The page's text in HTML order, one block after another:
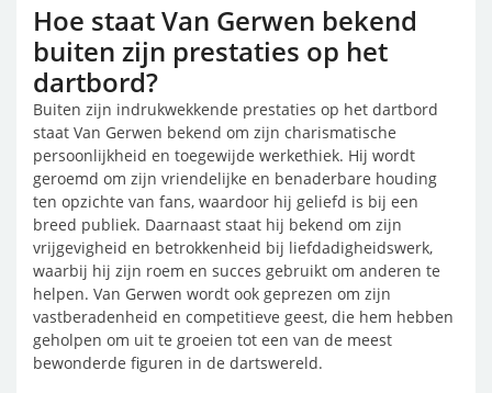
Hoe staat Van Gerwen bekend
buiten zijn prestaties op het
dartbord?
Buiten zijn indrukwekkende prestaties op het dartbord
staat Van Gerwen bekend om zijn charismatische
persoonlijkheid en toegewijde werkethiek. Hij wordt
geroemd om zijn vriendelijke en benaderbare houding
ten opzichte van fans, waardoor hij geliefd is bij een
breed publiek. Daarnaast staat hij bekend om zijn
vrijgevigheid en betrokkenheid bij liefdadigheidswerk,
waarbij hij zijn roem en succes gebruikt om anderen te
helpen. Van Gerwen wordt ook geprezen om zijn
vastberadenheid en competitieve geest, die hem hebben
geholpen om uit te groeien tot een van de meest
bewonderde figuren in de dartswereld.